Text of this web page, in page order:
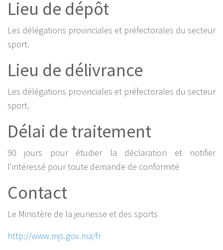
Lieu de dépôt
Les délégations provinciales et préfectorales du secteur
sport.
Lieu de délivrance
Les délégations provinciales et préfectorales du secteur
sport.
Délai de traitement
90 jours pour étudier la déclaration et notifier
l'intéressé pour toute demande de conformité
Contact
Le Ministère de la jeunesse et des sports
http://www.mjs.gov.ma/fr